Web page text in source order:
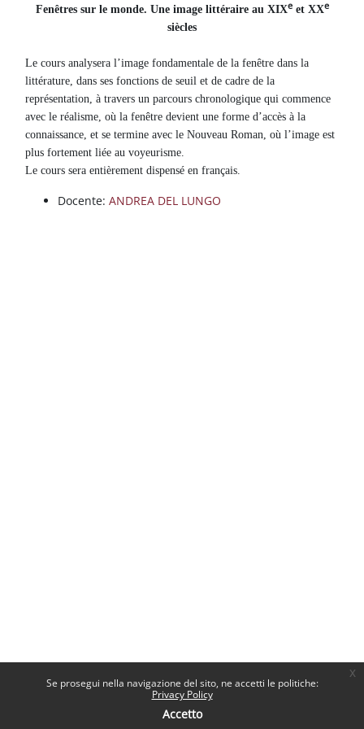
Vai al contenuto principale
Se prosegui nella navigazione del sito, ne accetti le politiche:
Privacy Policy
Accetto
x
Blocchi
Fenêtres sur le monde. Une image littéraire au XIXeet XXe
siècles
Le cours analysera l’image fondamentale de la fenêtre dans la
littérature, dans ses fonctions de seuil et de cadre de la
représentation, à travers un parcours chronologique qui commence
avec le réalisme, où la fenêtre devient une forme d’accès à la
connaissance, et se termine avec le Nouveau Roman, où l’image est
plus fortement liée au voyeurisme.
Le cours sera entièrement dispensé en français.
Docente: ANDREA DEL LUNGO